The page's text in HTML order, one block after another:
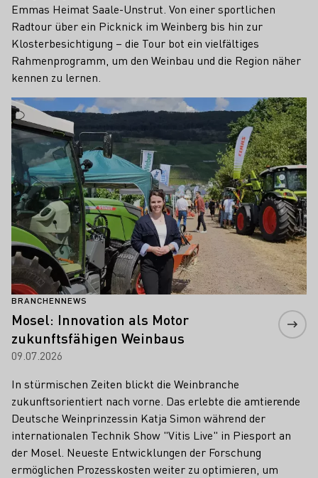
Emmas Heimat Saale-Unstrut. Von einer sportlichen
Radtour über ein Picknick im Weinberg bis hin zur
Klosterbesichtigung – die Tour bot ein vielfältiges
Rahmenprogramm, um den Weinbau und die Region näher
kennen zu lernen.
BRANCHENNEWS
Mosel: Innovation als Motor
zukunftsfähigen Weinbaus
09.07.2026
In stürmischen Zeiten blickt die Weinbranche
zukunftsorientiert nach vorne. Das erlebte die amtierende
Deutsche Weinprinzessin Katja Simon während der
internationalen Technik Show "Vitis Live" in Piesport an
der Mosel. Neueste Entwicklungen der Forschung
ermöglichen Prozesskosten weiter zu optimieren, um
Mehr erfahren